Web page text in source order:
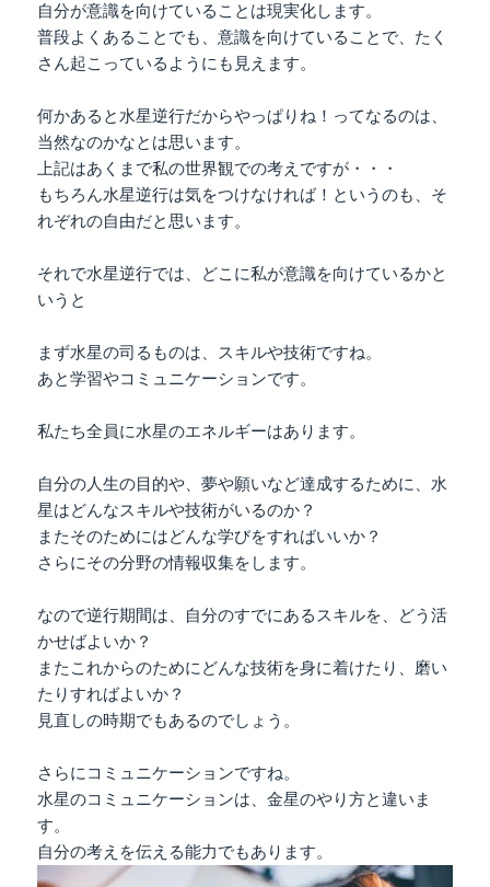
自分が意識を向けていることは現実化します。
普段よくあることでも、意識を向けていることで、たく
さん起こっているようにも見えます。
何かあると水星逆行だからやっぱりね！ってなるのは、
当然なのかなとは思います。
上記はあくまで私の世界観での考えですが・・・
もちろん水星逆行は気をつけなければ！というのも、そ
れぞれの自由だと思います。
それで水星逆行では、どこに私が意識を向けているかと
いうと
まず水星の司るものは、スキルや技術ですね。
あと学習やコミュニケーションです。
私たち全員に水星のエネルギーはあります。
自分の人生の目的や、夢や願いなど達成するために、水
星はどんなスキルや技術がいるのか？
またそのためにはどんな学びをすればいいか？
さらにその分野の情報収集をします。
なので逆行期間は、自分のすでにあるスキルを、どう活
かせばよいか？
またこれからのためにどんな技術を身に着けたり、磨い
たりすればよいか？
見直しの時期でもあるのでしょう。
さらにコミュニケーションですね。
水星のコミュニケーションは、金星のやり方と違いま
す。
自分の考えを伝える能力でもあります。